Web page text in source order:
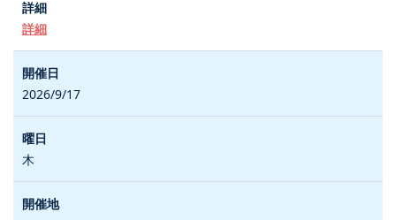
詳細
2026/9/17
木